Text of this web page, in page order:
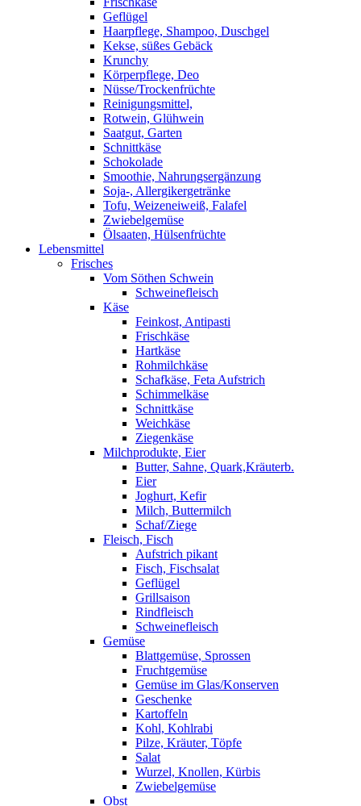
Geflügel
Haarpflege, Shampoo, Duschgel
Kekse, süßes Gebäck
Krunchy
Körperpflege, Deo
Nüsse/Trockenfrüchte
Reinigungsmittel,
Rotwein, Glühwein
Saatgut, Garten
Schnittkäse
Schokolade
Smoothie, Nahrungsergänzung
Soja-, Allergikergetränke
Tofu, Weizeneiweiß, Falafel
Zwiebelgemüse
Ölsaaten, Hülsenfrüchte
Lebensmittel
Frisches
Vom Söthen Schwein
Schweinefleisch
Käse
Feinkost, Antipasti
Frischkäse
Hartkäse
Rohmilchkäse
Schafkäse, Feta Aufstrich
Schimmelkäse
Schnittkäse
Weichkäse
Ziegenkäse
Milchprodukte, Eier
Butter, Sahne, Quark,Kräuterb.
Eier
Joghurt, Kefir
Milch, Buttermilch
Schaf/Ziege
Fleisch, Fisch
Aufstrich pikant
Fisch, Fischsalat
Geflügel
Grillsaison
Rindfleisch
Schweinefleisch
Gemüse
Blattgemüse, Sprossen
Fruchtgemüse
Gemüse im Glas/Konserven
Geschenke
Kartoffeln
Kohl, Kohlrabi
Pilze, Kräuter, Töpfe
Salat
Wurzel, Knollen, Kürbis
Zwiebelgemüse
Obst